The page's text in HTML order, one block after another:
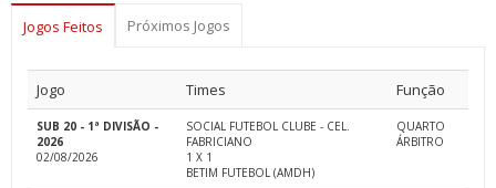
Jogos Feitos Próximos Jogos
Jogo Times Função
SUB 20 - 1ª DIVISÃO -
2026
02/08/2026
SOCIAL FUTEBOL CLUBE - CEL.
FABRICIANO
1 X 1
BETIM FUTEBOL (AMDH)
QUARTO
ÁRBITRO